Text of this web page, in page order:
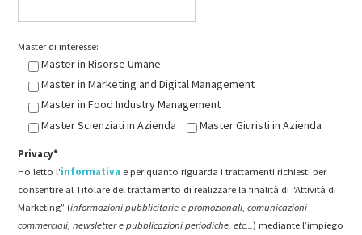
Master di interesse:
Master in Risorse Umane
Master in Marketing and Digital Management
Master in Food Industry Management
Master Scienziati in Azienda
Master Giuristi in Azienda
Privacy*
Ho letto l'informativa e per quanto riguarda i trattamenti richiesti per
consentire al Titolare del trattamento di realizzare la finalità di “Attività di
Marketing” (informazioni pubblicitarie e promozionali, comunicazioni
commerciali, newsletter e pubblicazioni periodiche, etc...) mediante l’impiego